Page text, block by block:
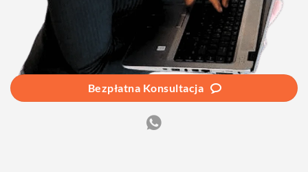
Bezpłatna Konsultacja